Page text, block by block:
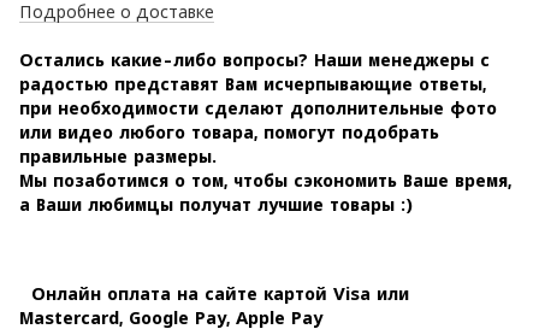
Подробнее о доставке
Остались какие-либо вопросы? Наши менеджеры с
радостью представят Вам исчерпывающие ответы,
при необходимости сделают дополнительные фото
или видео любого товара, помогут подобрать
правильные размеры.
Мы позаботимся о том, чтобы сэкономить Ваше время,
а Ваши любимцы получат лучшие товары :)
Онлайн оплата на сайте картой Visa или
Mastercard, Google Pay, Apple Pay